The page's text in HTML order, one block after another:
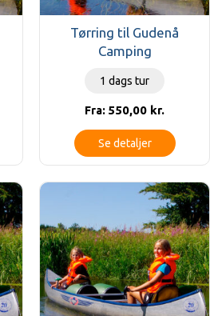
Tørring til Gudenå
Camping
1 dags tur
Fra: 550,00 kr.
Se detaljer